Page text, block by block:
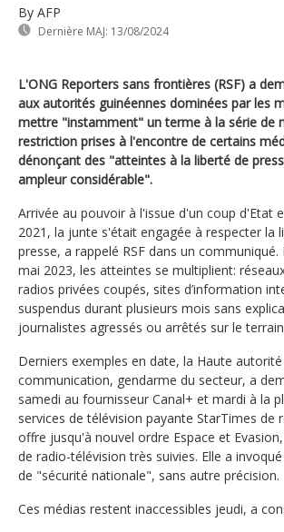
By AFP
Dernière MAJ: 13/08/2024
L'ONG Reporters sans frontières (RSF) a
aux autorités guinéennes dominées par les
mettre "instamment" un terme à la série de
restriction prises à l'encontre de certains
dénonçant des "atteintes à la liberté de
ampleur considérable".
Arrivée au pouvoir à l'issue d'un coup d'Etat
2021, la junte s'était engagée à respecter la
presse, a rappelé RSF dans un communiqué.
mai 2023, les atteintes se multiplient:
radios privées coupés, sites d’information
suspendus durant plusieurs mois sans
journalistes agressés ou arrêtés sur le
Derniers exemples en date, la Haute
communication, gendarme du secteur, a
samedi au fournisseur Canal+ et mardi à la
services de télévision payante StarTimes de
offre jusqu'à nouvel ordre Espace et
de radio-télévision très suivies. Elle a
de "sécurité nationale", sans autre précision.
Ces médias restent inaccessibles jeudi, a